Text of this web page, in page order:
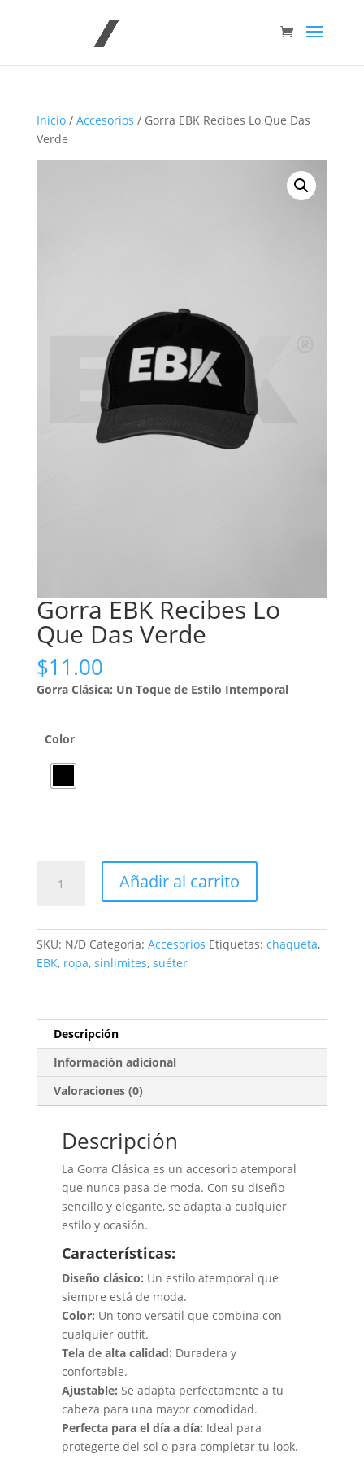
Inicio/ Accesorios / Gorra EBK Recibes Lo Que Das
Verde
Gorra EBK Recibes Lo
Que Das Verde
$11.00
Gorra Clásica: Un Toque de Estilo Intemporal
Color
Lo
Que
Das
Añadir al carrito
SKU: N/D Categoría: Accesorios Etiquetas: chaqueta,
EBK, ropa, sinlimites, suéter
Descripción
Información adicional
Valoraciones (0)
Descripción
La Gorra Clásica es un accesorio atemporal
que nunca pasa de moda. Con su diseño
sencillo y elegante, se adapta a cualquier
estilo y ocasión.
Características:
Diseño clásico: Un estilo atemporal que
siempre está de moda.
Color: Un tono versátil que combina con
cualquier outfit.
Tela de alta calidad: Duradera y
confortable.
Ajustable: Se adapta perfectamente a tu
cabeza para una mayor comodidad.
Perfecta para el día a día: Ideal para
protegerte del sol o para completar tu look.